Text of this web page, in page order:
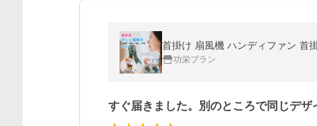
功栄プラン
すぐ届きました。別のところで同じデ